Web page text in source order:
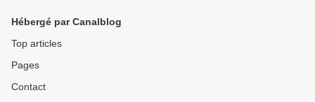
Hébergé par Canalblog
Top articles
Pages
Contact